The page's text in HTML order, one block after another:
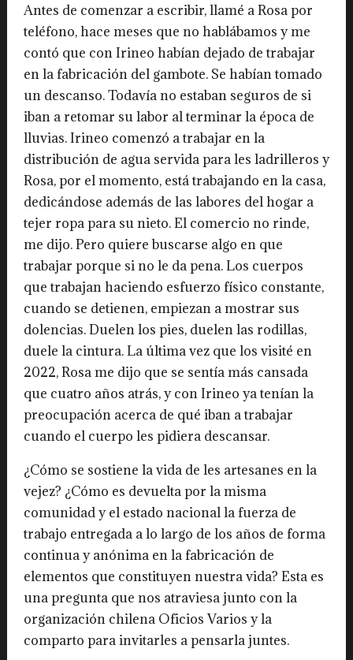
Antes de comenzar a escribir, llamé a Rosa por
teléfono, hace meses que no hablábamos y me
contó que con Irineo habían dejado de trabajar
en la fabricación del gambote. Se habían tomado
un descanso. Todavía no estaban seguros de si
iban a retomar su labor al terminar la época de
lluvias. Irineo comenzó a trabajar en la
distribución de agua servida para les ladrilleros y
Rosa, por el momento, está trabajando en la casa,
dedicándose además de las labores del hogar a
tejer ropa para su nieto. El comercio no rinde,
me dijo. Pero quiere buscarse algo en que
trabajar porque si no le da pena. Los cuerpos
que trabajan haciendo esfuerzo físico constante,
cuando se detienen, empiezan a mostrar sus
dolencias. Duelen los pies, duelen las rodillas,
duele la cintura. La última vez que los visité en
2022, Rosa me dijo que se sentía más cansada
que cuatro años atrás, y con Irineo ya tenían la
preocupación acerca de qué iban a trabajar
cuando el cuerpo les pidiera descansar.
¿Cómo se sostiene la vida de les artesanes en la
vejez? ¿Cómo es devuelta por la misma
comunidad y el estado nacional la fuerza de
trabajo entregada a lo largo de los años de forma
continua y anónima en la fabricación de
elementos que constituyen nuestra vida? Esta es
una pregunta que nos atraviesa junto con la
organización chilena Oficios Varios y la
comparto para invitarles a pensarla juntes.